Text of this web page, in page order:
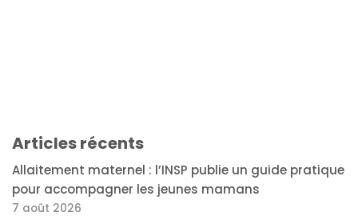
Articles récents
Allaitement maternel : l’INSP publie un guide pratique
pour accompagner les jeunes mamans
7 août 2026